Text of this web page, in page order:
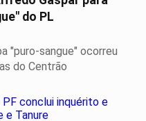
do PL
"puro-sangue" ocorreu
do Centrão